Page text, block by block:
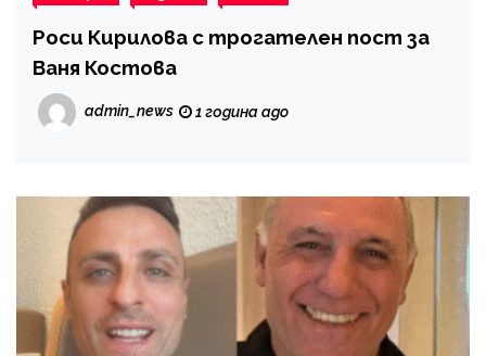
Роси Кирилова с трогателен пост за
Ваня Костова
admin_news 1 година ago